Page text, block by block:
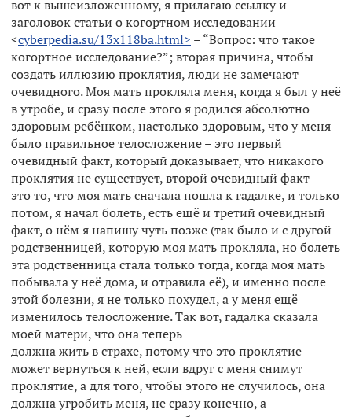
вот к вышеизложенному, я прилагаю ссылку и
заголовок статьи о когортном исследовании
<cyberpedia.su/13x118ba.html> – “Вопрос: что такое
когортное исследование?”; вторая причина, чтобы
создать иллюзию проклятия, люди не замечают
очевидного. Моя мать прокляла меня, когда я был у неё
в утробе, и сразу после этого я родился абсолютно
здоровым ребёнком, настолько здоровым, что у меня
было правильное телосложение – это первый
очевидный факт, который доказывает, что никакого
проклятия не существует, второй очевидный факт –
это то, что моя мать сначала пошла к гадалке, и только
потом, я начал болеть, есть ещё и третий очевидный
факт, о нём я напишу чуть позже (так было и с другой
родственницей, которую моя мать прокляла, но болеть
эта родственница стала только тогда, когда моя мать
побывала у неё дома, и отравила её), и именно после
этой болезни, я не только похудел, а у меня ещё
изменилось телосложение. Так вот, гадалка сказала
моей матери, что она теперь
должна жить в страхе, потому что это проклятие
может вернуться к ней, если вдруг с меня снимут
проклятие, а для того, чтобы этого не случилось, она
должна угробить меня, не сразу конечно, а